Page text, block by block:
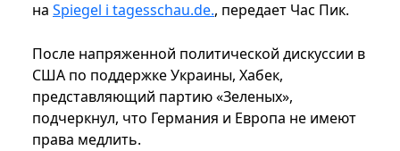
на Spiegel і tagesschau.de., передает Час Пик.
После напряженной политической дискуссии в
США по поддержке Украины, Хабек,
представляющий партию «Зеленых»,
подчеркнул, что Германия и Европа не имеют
права медлить.